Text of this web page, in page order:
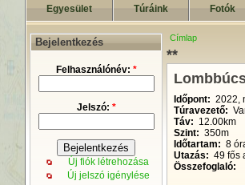
Egyesület Túráink Fotók
Bejelentkezés
Felhasználónév: *
Jelszó: *
Új fiók létrehozása
Új jelszó igénylése
Címlap
**
Időpont: 2022,
Túravezető:
Táv: 12.00km
Szint: 350m
Időtartam: 8
Utazás: 49 fős
Összefoglaló: